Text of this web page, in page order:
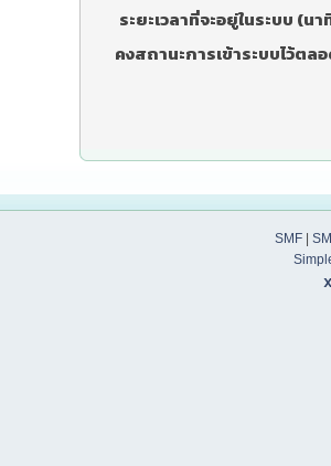
ระยะเวลาที่จะอยู่ในระบบ (นา
คงสถานะการเข้าระบบไว้ตล
SMF|